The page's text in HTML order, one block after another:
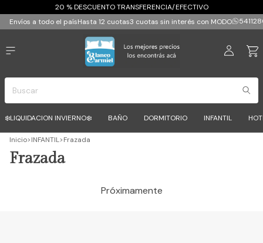
20 % DESCUENTO TRANSFERENCIA/EFECTIVO
Envíos a todo el paísHasta 12 cuotas3 cuotas sin interés con MODO
❄️LIQUIDACION INVIERNO❄️ BAÑO DORMITORIO INFANTIL
Inicio>INFANTIL>Frazada
Frazada
Próximamente